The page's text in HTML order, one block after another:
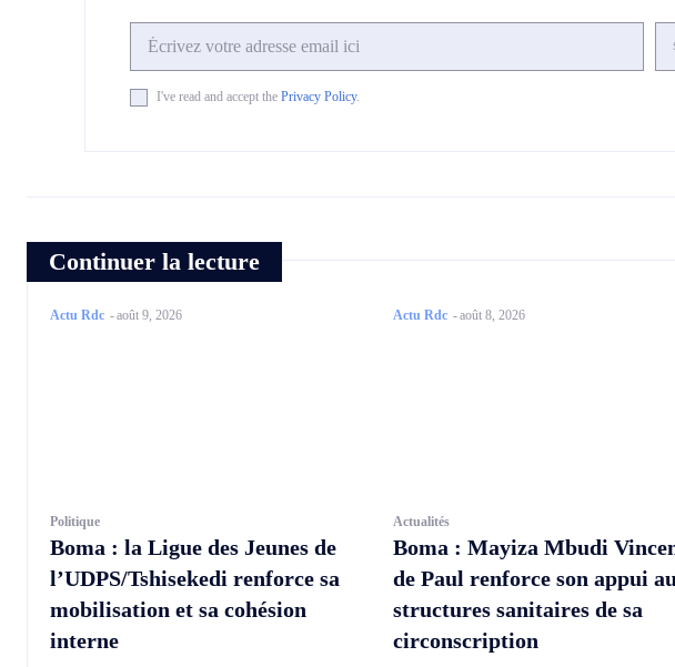
I've read and accept the Privacy Policy.
Continuer la lecture
Actu Rdc -août 9, 2026
Politique
Boma : la Ligue des Jeunes de
l’UDPS/Tshisekedi renforce sa
mobilisation et sa cohésion
interne
Actu Rdc -août 8, 2026
Actualités
Boma : Mayiza Mbudi
de Paul renforce son appui
structures sanitaires de sa
circonscription